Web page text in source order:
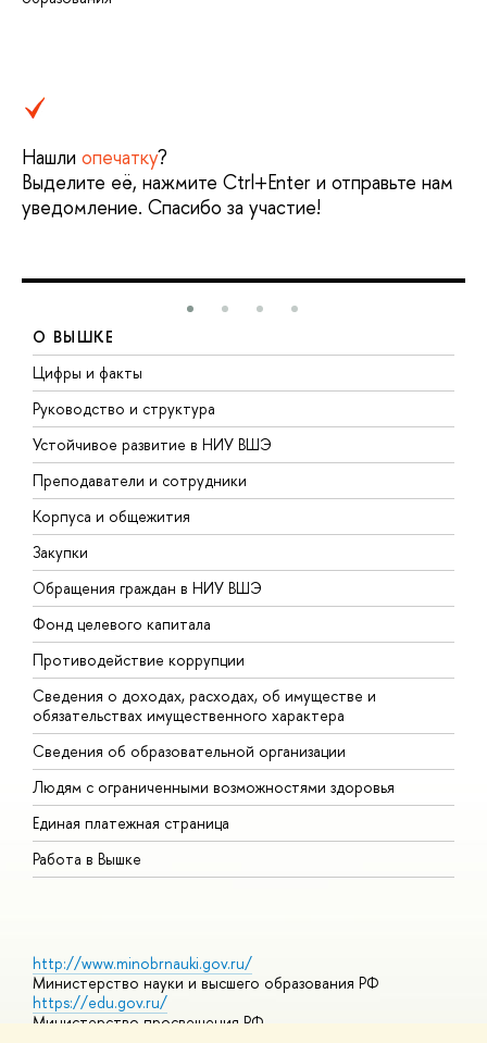
Нашли опечатку?
Выделите её, нажмите Ctrl+Enter и отправьте нам
уведомление. Спасибо за участие!
О ВЫШКЕ
Цифры и факты
Руководство и структура
Устойчивое развитие в НИУ ВШЭ
Преподаватели и сотрудники
Корпуса и общежития
Закупки
Обращения граждан в НИУ ВШЭ
Фонд целевого капитала
Противодействие коррупции
Сведения о доходах, расходах, об имуществе и
обязательствах имущественного характера
Сведения об образовательной организации
Людям с ограниченными возможностями здоровья
Единая платежная страница
Работа в Вышке
http://www.minobrnauki.gov.ru/
Министерство науки и высшего образования РФ
https://edu.gov.ru/
Министерство просвещения РФ